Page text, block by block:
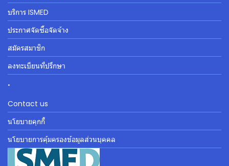
บริการ ISMED
ประกาศจัดซื้อจัดจ้าง
สมัครสมาชิก
ลงทะเบียนที่ปรึกษา
.
Contact us
นโยบายคุกกี้
นโยบายการคุ้มครองข้อมูลส่วนบุคคล